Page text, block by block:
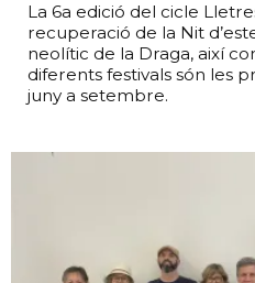
La 6a edició del cicle
recuperació de la Nit
neolític de la Draga, així
diferents festivals són les
juny a setembre.